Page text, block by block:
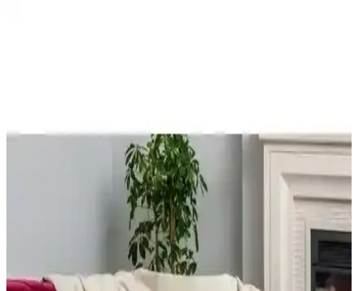
Koltuk Seçiminde Renk ve Model Tercihleri:
Bölümlü Koltuk mu Ayrı Kanepe mi?
Koltuk seçiminde renk ve model, mekânın işlevselliği ve estetiği için
kritik öneme sahiptir. Renklerin bakımı, modelin mekâna uyumu ve
mobilya boyutları yaşam kalitesini etkiler.
Vorthio Eames Lounge Chair Replika İncelemesi:
Üst Kalite Deri ve Dayanıklılık